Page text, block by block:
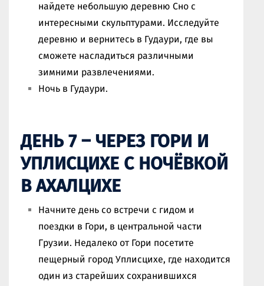
найдете небольшую деревню Сно с
интересными скульптурами. Исследуйте
деревню и вернитесь в Гудаури, где вы
сможете насладиться различными
зимними развлечениями.
Ночь в Гудаури.
ДЕНЬ 7 – ЧЕРЕЗ ГОРИ И
УПЛИСЦИХЕ С НОЧЁВКОЙ
В АХАЛЦИХЕ
Начните день со встречи с гидом и
поездки в Гори, в центральной части
Грузии. Недалеко от Гори посетите
пещерный город Уплисцихе, где находится
один из старейших сохранившихся